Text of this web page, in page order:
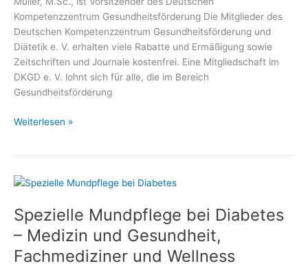
Kompetenzzentrum Gesundheitsförderung Die Mitglieder des
Deutschen Kompetenzzentrum Gesundheitsförderung und
Diätetik e. V. erhalten viele Rabatte und Ermäßigung sowie
Zeitschriften und Journale kostenfrei. Eine Mitgliedschaft im
DKGD e. V. lohnt sich für alle, die im Bereich
Gesundheitsförderung
Gratis,
und
für
Mitglieder
des
Deutschen
Weiterlesen »
Spezielle Mundpflege bei Diabetes
– Medizin und Gesundheit,
Fachmediziner und Wellness